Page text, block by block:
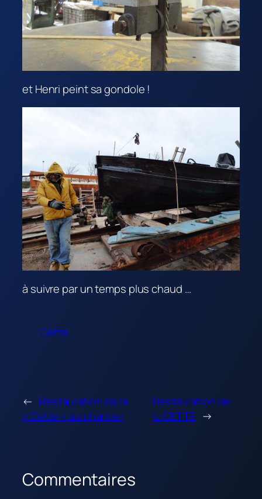
et Henri peint sa gondole !
à suivre par un temps plus chaud …
Cette
← Restauration de la
« Cette » au chantier
Restauration de
la CETTE →
Commentaires